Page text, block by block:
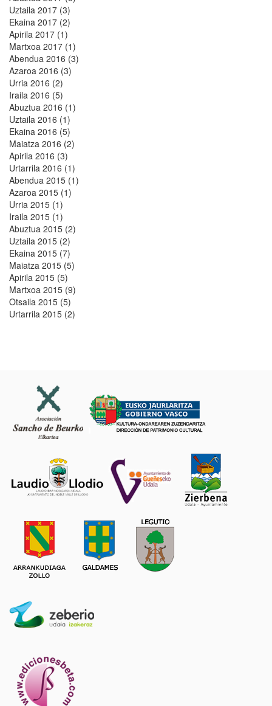
Uztaila 2017 (3)
Ekaina 2017 (2)
Apirila 2017 (1)
Martxoa 2017 (1)
Abendua 2016 (3)
Azaroa 2016 (3)
Urria 2016 (2)
Iraila 2016 (5)
Abuztua 2016 (1)
Uztaila 2016 (1)
Ekaina 2016 (5)
Maiatza 2016 (2)
Apirila 2016 (3)
Urtarrila 2016 (1)
Abendua 2015 (1)
Azaroa 2015 (1)
Urria 2015 (1)
Iraila 2015 (1)
Abuztua 2015 (2)
Uztaila 2015 (2)
Ekaina 2015 (7)
Maiatza 2015 (5)
Apirila 2015 (5)
Martxoa 2015 (9)
Otsaila 2015 (5)
Urtarrila 2015 (2)